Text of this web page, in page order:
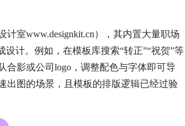
室www.designkit.cn），其内置大量职场
计。例如，在模板库搜索“转正”“祝贺”等
合影或公司logo，调整配色与字体即可导
出图的场景，且模板的排版逻辑已经过验